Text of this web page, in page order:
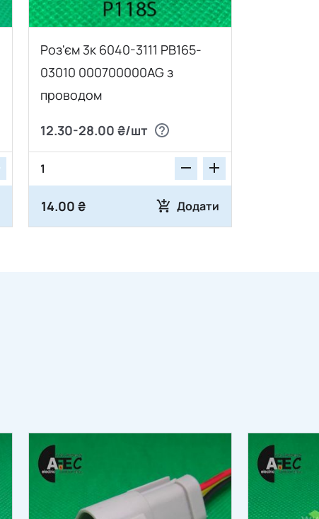
Роз'єм 3к 6040-3111 PB165-
03010 000700000AG з
проводом
12.30-28.00 ₴/шт
14.00 ₴ Додати